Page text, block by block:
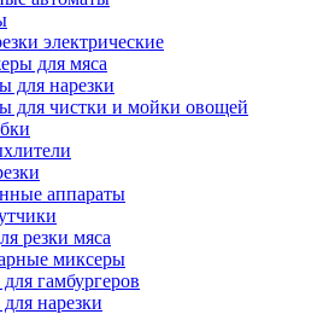
электрические
для мяса
для нарезки
для чистки и мойки овощей
аппараты
резки мяса
миксеры
гамбургеров
нарезки